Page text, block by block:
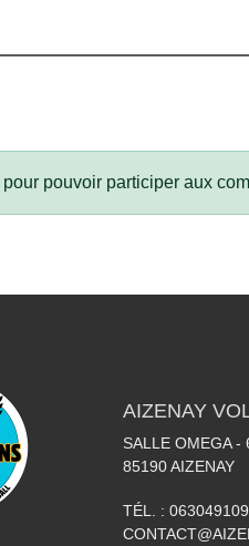
pour pouvoir participer aux
AIZENAY
SALLE OMEGA -
85190AIZENAY
TÉL. :